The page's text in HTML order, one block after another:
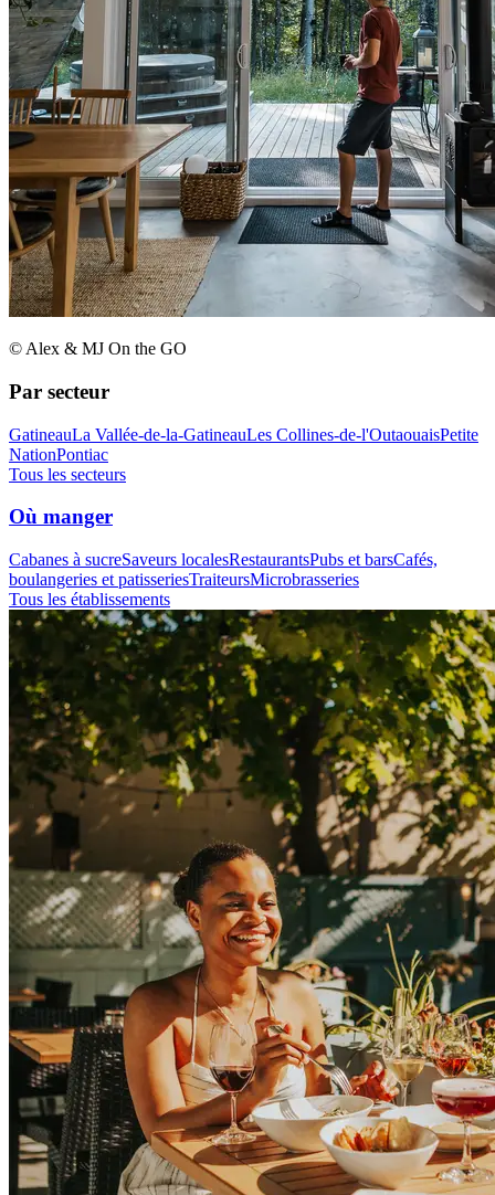
© Alex & MJ On the GO
Par secteur
GatineauLa Vallée-de-la-GatineauLes Collines-de-l'OutaouaisPetite
NationPontiac
Tous les secteurs
Où manger
Cabanes à sucreSaveurs localesRestaurantsPubs et barsCafés,
boulangeries et patisseriesTraiteursMicrobrasseries
Tous les établissements